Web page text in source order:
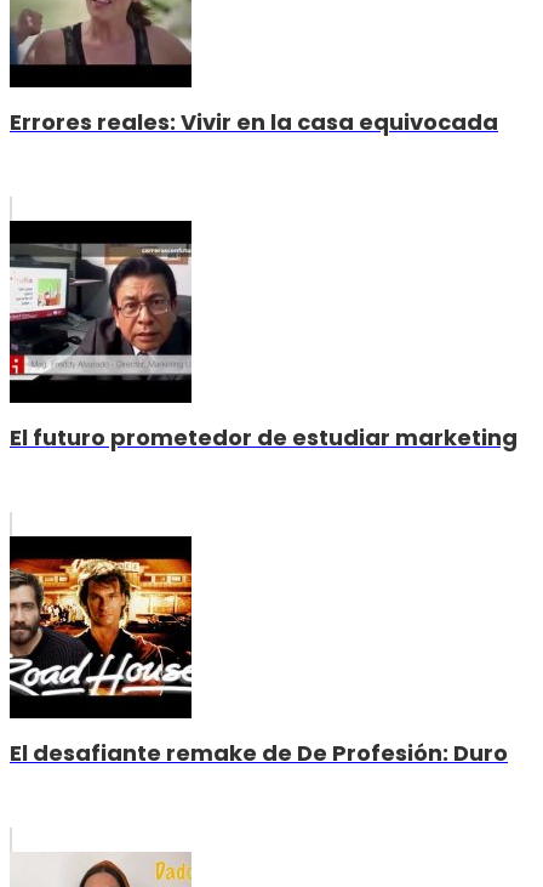
Errores reales: Vivir en la casa equivocada
El futuro prometedor de estudiar marketing
El desafiante remake de De Profesión: Duro